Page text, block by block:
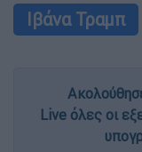
Ιβάνα Τραμπ
Live όλες οι